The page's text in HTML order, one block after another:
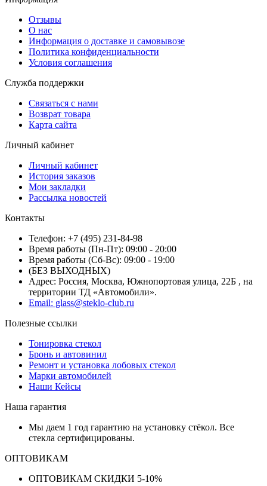
Отзывы
О нас
Информация о доставке и самовывозе
Политика конфиденциальности
Условия соглашения
Служба поддержки
Связаться с нами
Возврат товара
Карта сайта
Личный кабинет
Личный кабинет
История заказов
Мои закладки
Рассылка новостей
Контакты
Телефон: +7 (495) 231-84-98
Время работы (Пн-Пт): 09:00 - 20:00
Время работы (Сб-Вс): 09:00 - 19:00
(БЕЗ ВЫХОДНЫХ)
Адрес: Россия, Москва, Южнопортовая улица, 22Б , на
территории ТД «Автомобили».
Email: glass@steklo-club.ru
Полезные ссылки
Тонировка стекол
Бронь и автовинил
Ремонт и установка лобовых стекол
Марки автомобилей
Наши Кейсы
Наша гарантия
Мы даем 1 год гарантию на установку стёкол. Все
стекла сертифицированы.
ОПТОВИКАМ
ОПТОВИКАМ СКИДКИ 5-10%